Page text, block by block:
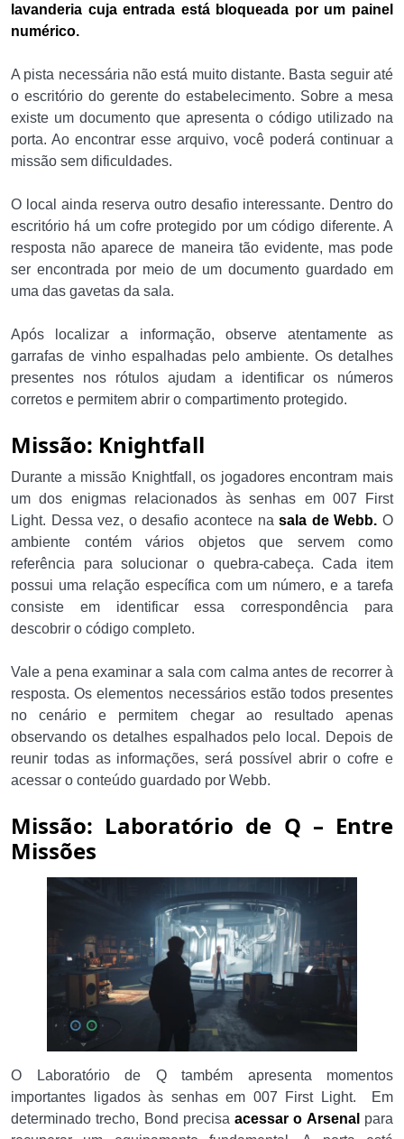
lavanderia cuja entrada está bloqueada por um painel
numérico.
A pista necessária não está muito distante. Basta seguir até
o escritório do gerente do estabelecimento. Sobre a mesa
existe um documento que apresenta o código utilizado na
porta. Ao encontrar esse arquivo, você poderá continuar a
missão sem dificuldades.
O local ainda reserva outro desafio interessante. Dentro do
escritório há um cofre protegido por um código diferente. A
resposta não aparece de maneira tão evidente, mas pode
ser encontrada por meio de um documento guardado em
uma das gavetas da sala.
Após localizar a informação, observe atentamente as
garrafas de vinho espalhadas pelo ambiente. Os detalhes
presentes nos rótulos ajudam a identificar os números
corretos e permitem abrir o compartimento protegido.
Missão: Knightfall
Durante a missão Knightfall, os jogadores encontram mais
um dos enigmas relacionados às senhas em 007 First
Light. Dessa vez, o desafio acontece nasala de Webb.O
ambiente contém vários objetos que servem como
referência para solucionar o quebra-cabeça. Cada item
possui uma relação específica com um número, e a tarefa
consiste em identificar essa correspondência para
descobrir o código completo.
Vale a pena examinar a sala com calma antes de recorrer à
resposta. Os elementos necessários estão todos presentes
no cenário e permitem chegar ao resultado apenas
observando os detalhes espalhados pelo local. Depois de
reunir todas as informações, será possível abrir o cofre e
acessar o conteúdo guardado por Webb.
Missão: Laboratório de Q – Entre
Missões
O Laboratório de Q também apresenta momentos
importantes ligados às senhas em 007 First Light. Em
determinado trecho, Bond precisaacessar o Arsenal para